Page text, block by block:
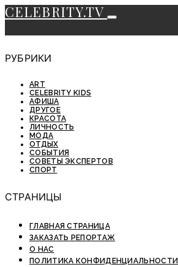
CELEBRITY.TV
РУБРИКИ
ART
CELEBRITY KIDS
АФИША
ДРУГОЕ
КРАСОТА
ЛИЧНОСТЬ
МОДА
ОТДЫХ
СОБЫТИЯ
СОВЕТЫ ЭКСПЕРТОВ
СПОРТ
СТРАНИЦЫ
ГЛАВНАЯ СТРАНИЦА
ЗАКАЗАТЬ РЕПОРТАЖ
О НАС
ПОЛИТИКА КОНФИДЕНЦИАЛЬНОСТИ